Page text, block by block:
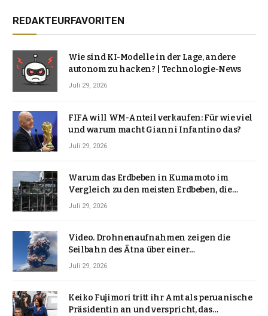
REDAKTEURFAVORITEN
Wie sind KI-Modelle in der Lage, andere
autonom zu hacken? | Technologie-News
Juli 29, 2026
FIFA will WM-Anteil verkaufen: Für wie viel
und warum macht Gianni Infantino das?
Juli 29, 2026
Warum das Erdbeben in Kumamoto im
Vergleich zu den meisten Erdbeben, die
Japan erschütterten, ungewöhnlich ist
Juli 29, 2026
Video. Drohnenaufnahmen zeigen die
Seilbahn des Ätna über einer
Vulkanlandschaft
Juli 29, 2026
Keiko Fujimori tritt ihr Amt als peruanische
Präsidentin an und verspricht, das